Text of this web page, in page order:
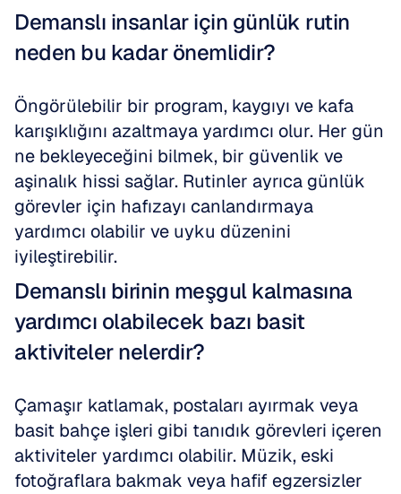
Demanslı insanlar için günlük rutin
neden bu kadar önemlidir?
Öngörülebilir bir program, kaygıyı ve kafa
karışıklığını azaltmaya yardımcı olur. Her gün
ne bekleyeceğini bilmek, bir güvenlik ve
aşinalık hissi sağlar. Rutinler ayrıca günlük
görevler için hafızayı canlandırmaya
yardımcı olabilir ve uyku düzenini
iyileştirebilir.
Demanslı birinin meşgul kalmasına
yardımcı olabilecek bazı basit
aktiviteler nelerdir?
Çamaşır katlamak, postaları ayırmak veya
basit bahçe işleri gibi tanıdık görevleri içeren
aktiviteler yardımcı olabilir. Müzik, eski
fotoğraflara bakmak veya hafif egzersizler